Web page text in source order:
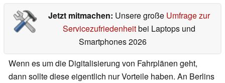
Jetzt mitmachen: Unsere große Umfrage zur
Servicezufriedenheitbei Laptops und
Smartphones 2026
Wenn es um die Digitalisierung von Fahrplänen geht,
dann sollte diese eigentlich nur Vorteile haben. An Berlins